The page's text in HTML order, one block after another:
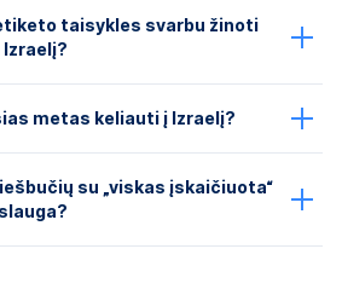
taisykles svarbu žinoti
metas keliauti į Izraelį?
su „viskas įskaičiuota“